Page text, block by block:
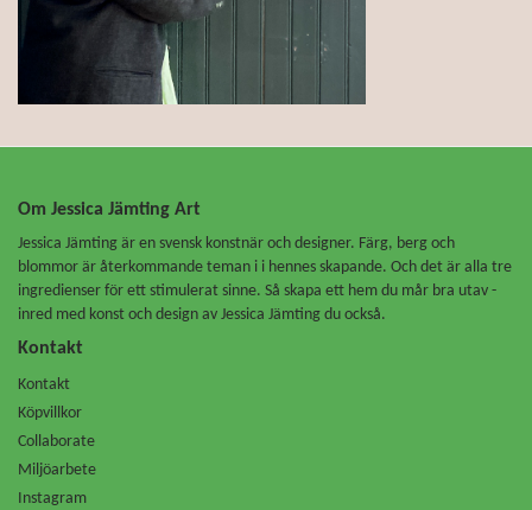
Om Jessica Jämting Art
Jessica Jämting är en svensk konstnär och designer. Färg, berg och
blommor är återkommande teman i i hennes skapande. Och det är alla tre
ingredienser för ett stimulerat sinne. Så skapa ett hem du mår bra utav -
inred med konst och design av Jessica Jämting du också.
Kontakt
Kontakt
Köpvillkor
Collaborate
Miljöarbete
Instagram